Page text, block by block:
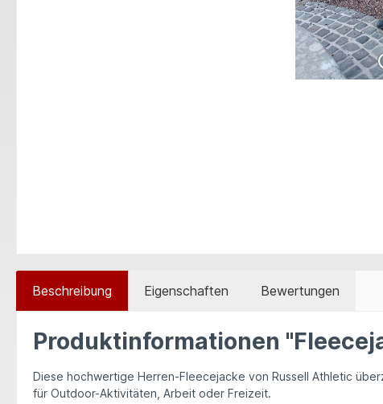
Beschreibung Eigenschaften Bewertungen
Produktinformationen
Diese hochwertige Herren-Fleecejacke von Russell Athletic
für Outdoor-Aktivitäten, Arbeit oder Freizeit.